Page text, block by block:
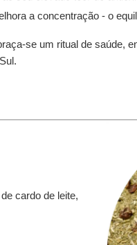
a concentração - o
se um ritual de saúde,
cardo de leite,